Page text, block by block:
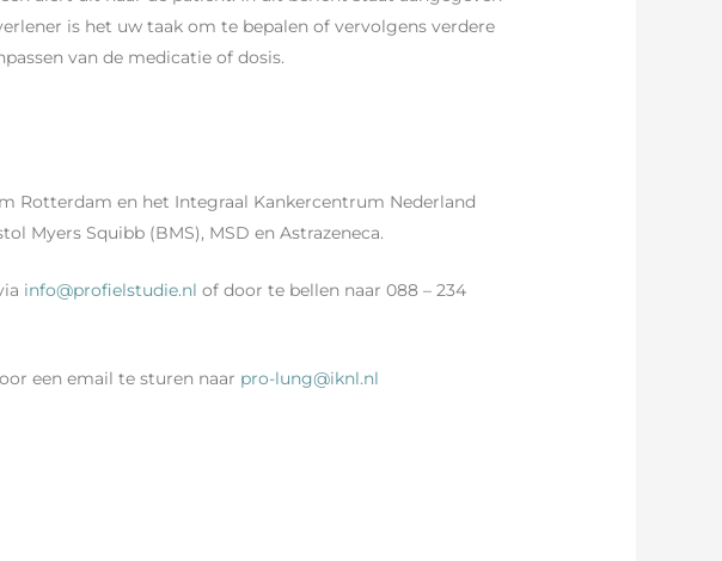
is het uw taak om te bepalen of vervolgens verdere
van de medicatie of dosis.
Rotterdam en het Integraal Kankercentrum Nederland
Myers Squibb (BMS), MSD en Astrazeneca.
info@profielstudie.nl of door te bellen naar 088 – 234
een email te sturen naar pro-lung@iknl.nl